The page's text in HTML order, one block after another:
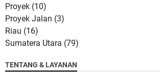
Proyek (10)
Proyek Jalan (3)
Riau (16)
Sumatera Utara (79)
TENTANG & LAYANAN